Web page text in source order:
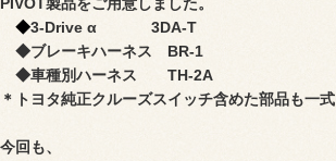
◆3-Drive α 3DA-T
◆ブレーキハーネス BR-1
◆車種別ハーネス TH-2A
＊トヨタ純正クルーズスイッチ含めた部品も一式
今回も、